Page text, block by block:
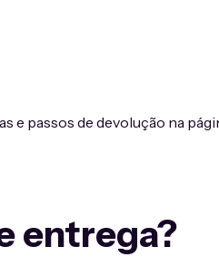
e passos de devolução na
entrega?